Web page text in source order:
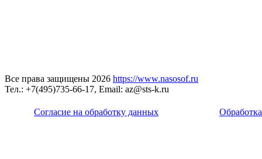
Все права защищены 2026 https://www.nasosof.ru
Тел.: +7(495)735-66-17, Email: az@sts-k.ru
Согласие на обработку данных